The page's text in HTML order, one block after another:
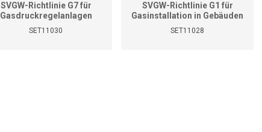
SVGW-Richtlinie G7 für
Gasdruckregelanlagen
SET11030
SVGW-Richtlinie G1 für
Gasinstallation in Gebäuden
(Gasleitsätze)
SET11028